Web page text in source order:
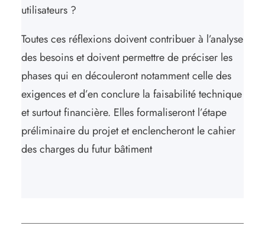
utilisateurs ?
Toutes ces réflexions doivent contribuer à l’analyse
des besoins et doivent permettre de préciser les
phases qui en découleront notamment celle des
exigences et d’en conclure la faisabilité technique
et surtout financière. Elles formaliseront l’étape
préliminaire du projet et enclencheront le cahier
des charges du futur bâtiment